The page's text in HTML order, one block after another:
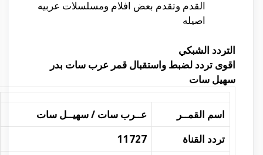
القدم وتقدم بعض افلام ومسلسلات عربيه
اصيله
التردد الشبكي
اقوى تردد لضبط واستقبال قمر عرب سات بدر
سهيل سات
اسم القمــر
عــرب سات / سهيــل سات
تردد القناة
11727